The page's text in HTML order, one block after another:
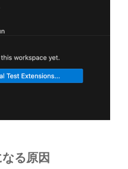
る原因